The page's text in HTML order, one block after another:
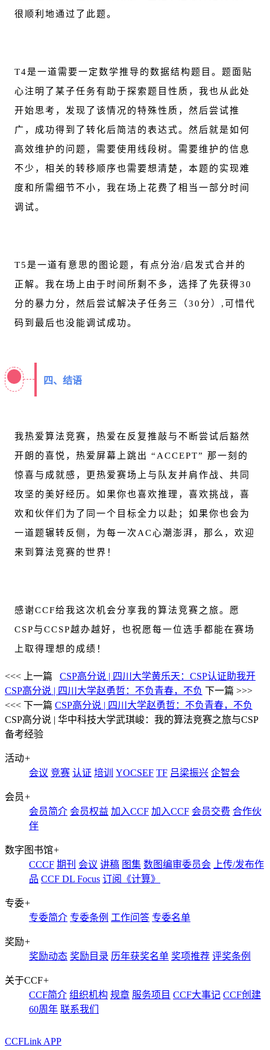
很顺利地通过了此题。
T4是一道需要一定数学推导的数据结构题目。题面贴
心注明了某子任务有助于探索题目性质，我也从此处
开始思考，发现了该情况的特殊性质，然后尝试推
广，成功得到了转化后简洁的表达式。然后就是如何
高效维护的问题，需要使用线段树。需要维护的信息
不少，相关的转移顺序也需要想清楚，本题的实现难
度和所需细节不小，我在场上花费了相当一部分时间
调试。
T5是一道有意思的图论题，有点分治/启发式合并的
正解。我在场上由于时间所剩不多，选择了先获得30
分的暴力分，然后尝试解决子任务三（30分）,可惜代
码到最后也没能调试成功。
四、结语
我热爱算法竞赛，热爱在反复推敲与不断尝试后豁然
开朗的喜悦，热爱屏幕上跳出 “ACCEPT” 那一刻的
惊喜与成就感，更热爱赛场上与队友并肩作战、共同
攻坚的美好经历。如果你也喜欢推理，喜欢挑战，喜
欢和伙伴们为了同一个目标全力以赴；如果你也会为
一道题辗转反侧，为每一次AC心潮澎湃，那么，欢迎
来到算法竞赛的世界！
感谢CCF给我这次机会分享我的算法竞赛之旅。愿
CSP与CCSP越办越好，也祝愿每一位选手都能在赛场
上取得理想的成绩！
<<< 上一篇
CSP高分说 | 四川大学黄乐天：CSP认证助我开
CSP高分说 | 四川大学赵勇哲：不负青春，不负 下一篇 >>>
<<< 下一篇 CSP高分说 | 四川大学赵勇哲：不负青春，不负
CSP高分说 | 华中科技大学武琪峻：我的算法竞赛之旅与CSP
备考经验
活动+
会议 竞赛 认证 培训 YOCSEF TF 吕梁振兴 企智会
会员+
会员简介 会员权益 加入CCF 加入CCF 会员交费 合作伙
伴
数字图书馆+
CCCF 期刊 会议 讲稿 图集 数图编审委员会
上传/发布作
品 CCF DL Focus 订阅《计算》
专委+
专委简介 专委条例 工作问答 专委名单
奖励+
奖励动态 奖励目录 历年获奖名单 奖项推荐 评奖条例
关于CCF+
CCF简介 组织机构 规章 服务项目 CCF大事记 CCF创建
60周年 联系我们
CCFLink APP